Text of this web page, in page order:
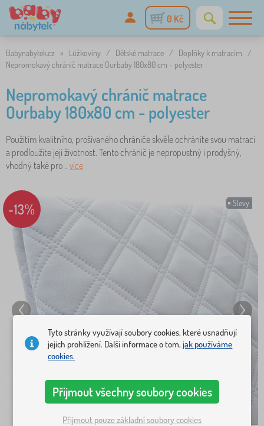
0 Kč
Babynabytek.cz » Lůžkoviny / Dětské matrace / Doplňky k matracím
/
Nepromokavý chránič matrace Ourbaby 180x80 cm - polyester
Nepromokavý chránič matrace
Ourbaby 180x80 cm - polyester
Použitím kvalitního, prošívaného chrániče skvěle ochráníte svou matraci
a prodloužíte její životnost. Tento chránič je nepropustný i prodyšný,
vhodný také pro .. více
Slevy
-13%
Tyto stránky využívají soubory cookies, které usnadňují
jejich prohlížení. Další informace o tom,jak používáme
cookies.
Přijmout všechny soubory cookies
Přijmout pouze základní soubory cookies